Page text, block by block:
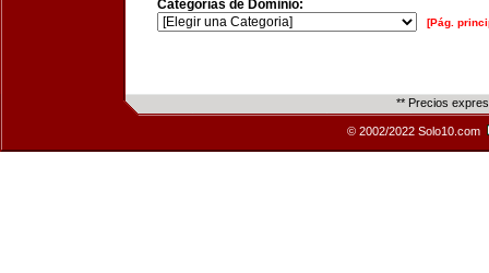
Categorías de Dominio:
[Pág.
** Precios
© 2002/2022 Solo10.com